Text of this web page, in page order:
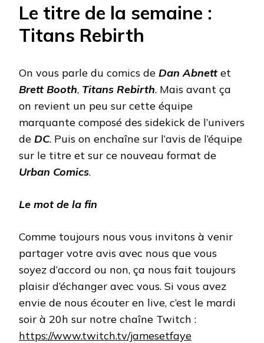
Le titre de la semaine :
Titans Rebirth
On vous parle du comics de Dan Abnettet
Brett Booth, Titans Rebirth. Mais avant ça
on revient un peu sur cette équipe
marquante composé des sidekick de l’univers
de DC. Puis on enchaîne sur l’avis de l’équipe
sur le titre et sur ce nouveau format de
Urban Comics.
Le mot de la fin
Comme toujours nous vous invitons à venir
partager votre avis avec nous que vous
soyez d’accord ou non, ça nous fait toujours
plaisir d’échanger avec vous. Si vous avez
envie de nous écouter en live, c’est le mardi
soir à 20h sur notre chaîne Twitch :
https://www.twitch.tv/jamesetfaye